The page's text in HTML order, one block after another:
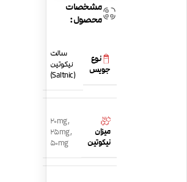
مشخصات
محصول:
نوع
جویس
سالت
نیکوتین
(Saltnic)
میزان
نیکوتین
20mg,
25mg,
50mg